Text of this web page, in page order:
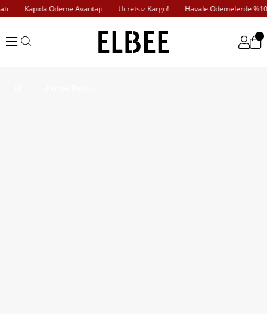
Kapıda Ödeme Avantajı Ücretsiz Kargo! Havale Ödemelerde %10